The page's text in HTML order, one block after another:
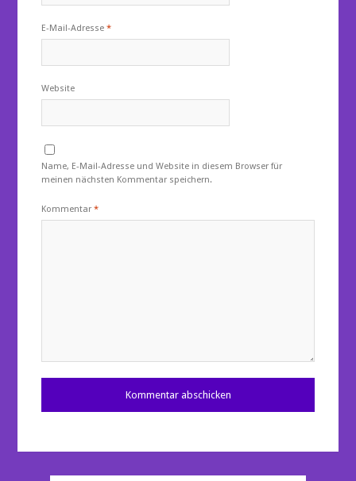
E-Mail-Adresse*
Website
Name, E-Mail-Adresse und Website in diesem Browser für
meinen nächsten Kommentar speichern.
Kommentar*